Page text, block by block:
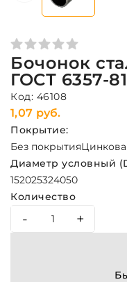
Бочонок
ГОСТ 6357-81
Код: 46108
1,07 руб.
Покрытие:
Без покрытия
Диаметр условный
152025324050
Количество
- +